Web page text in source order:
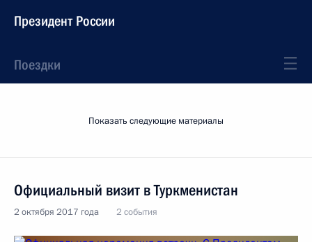
Президент России
Поездки
Показать следующие материалы
Официальный визит в Туркменистан
2 октября 2017 года 2 события